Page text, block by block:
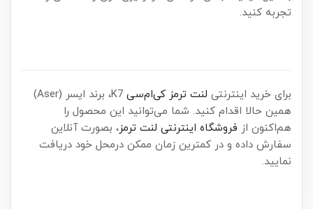
تجربه کنید.
برای خرید اینترنتی لنت ترمز کی‌ام‌سی
K7، برند ایسر (Aser)
همین حالا اقدام کنید. شما می‌توانید این محصول را
هم‌اکنون از فروشگاه اینترنتی لنت ترمز، بصورت آنلاین
سفارش داده و در کمترین زمان ممکن درمحل خود دریافت
نمایید.